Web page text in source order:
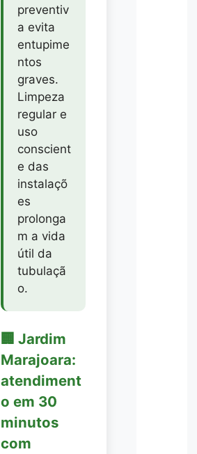
preventiv
a evita
entupime
ntos
graves.
Limpeza
regular e
uso
conscient
e das
instalaçõ
es
prolonga
m a vida
útil da
tubulaçã
o.
🏢 Jardim
Marajoara:
atendiment
o em 30
minutos
com